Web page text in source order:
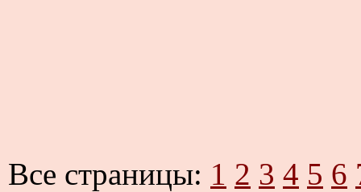
Все страницы: 1 2 3 4 5 6